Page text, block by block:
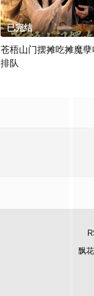
已完结
苍梧山门摆摊吃摊魔
排队
飘